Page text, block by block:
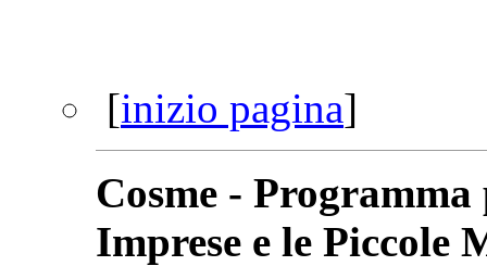
[inizio pagina]
Cosme -
Imprese e le Piccole